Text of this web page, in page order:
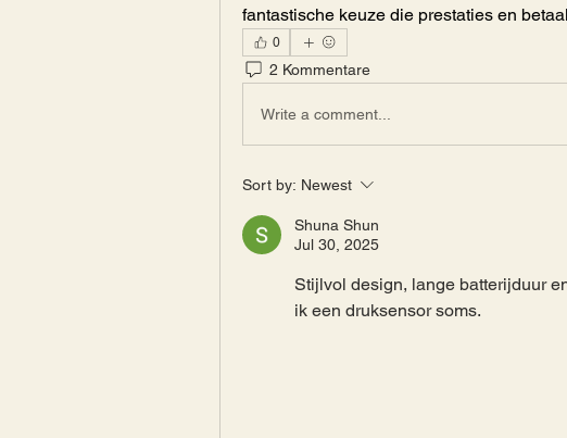
fantastische keuze die prestaties en
0
2 Kommentare
Write a comment...
Sort by: Newest
Shuna Shun
Jul 30, 2025
Stijlvol design, lange batterijduur
ik een druksensor soms.